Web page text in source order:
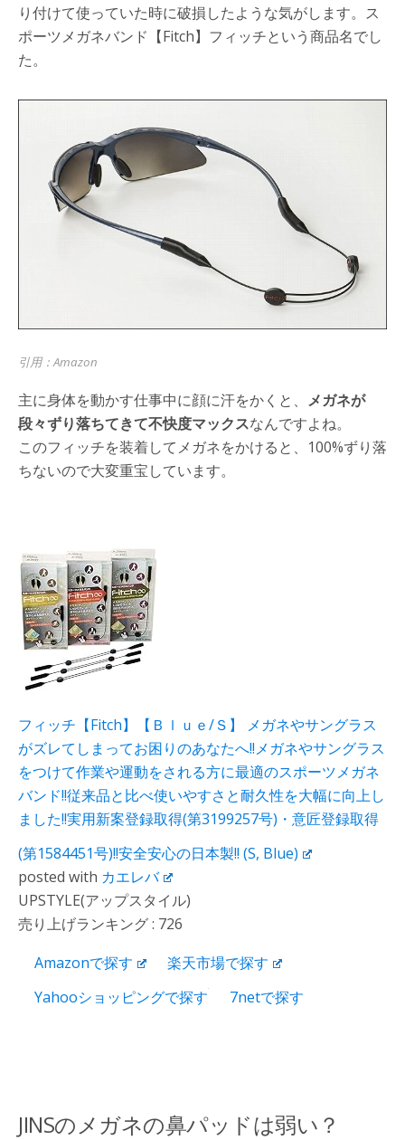
り付けて使っていた時に破損したような気がします。 ス
ポーツメガネバンド【Fitch】フィッチという商品名でし
た。
引用：Amazon
主に身体を動かす仕事中に顔に汗をかくと、 メガネが
段々ずり落ちてきて不快度マックスなんですよね。
このフィッチを装着してメガネをかけると、100%ずり落
ちないので大変重宝しています。
フィッチ【Fitch】【Ｂｌｕｅ/Ｓ】 メガネやサングラス
がズレてしまってお困りのあなたへ!!メガネやサングラス
をつけて作業や運動をされる方に最適のスポーツメガネ
バンド!!従来品と比べ使いやすさと耐久性を大幅に向上し
ました!!実用新案登録取得(第3199257号)・意匠登録取得
(第1584451号)!!安全安心の日本製!! (S, Blue)
posted with カエレバ
UPSTYLE(アップスタイル)
売り上げランキング : 726
Amazonで探す
楽天市場で探す
Yahooショッピングで探す
7netで探す
JINSのメガネの鼻パッドは弱い？